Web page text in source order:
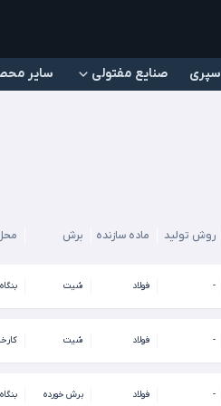
سپری صنایع مفتولی سایر
روش تولید ماده سازنده برش
- فولاد شیت
- فولاد شیت
- فولاد برش خورده